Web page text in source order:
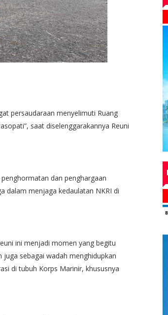
persaudaraan menyelimuti Ruang
saat diselenggarakannya Reuni
dan penghargaan
dalam menjaga kedaulatan NKRI di
ini menjadi momen yang begitu
sebagai wadah menghidupkan
di tubuh Korps Marinir, khususnya